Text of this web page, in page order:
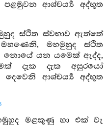
ආශ්චර්‍ය්‍ය අද්භූත
ස්ථිත ස්වභාව ඇත්තේ
මහමුහුද ස්ථිත
නොයේ යන යමෙක් ඇද්ද,
දැක දැක අසුරයෝ
ආශ්චර්‍ය්‍ය අද්භූත
මළකුණු හා එක් වැ